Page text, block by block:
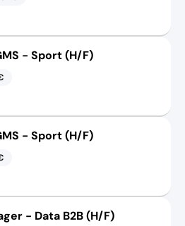
- Sport (H/F)
- Sport (H/F)
- Data B2B (H/F)